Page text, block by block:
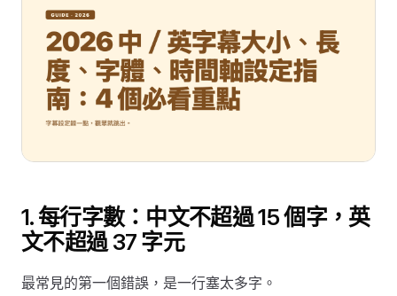
1. 每行字數：中文不超過 15 個字，英
文不超過 37 字元
最常見的第一個錯誤，是一行塞太多字。